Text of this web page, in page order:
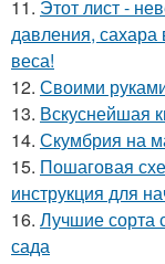
11. Этот лист -
давления, сахара
веса!
12. Своими
13. Вскуснейшая
14. Скумбрия на
15. Пошаговая
инструкция для
16. Лучшие сорта
сада